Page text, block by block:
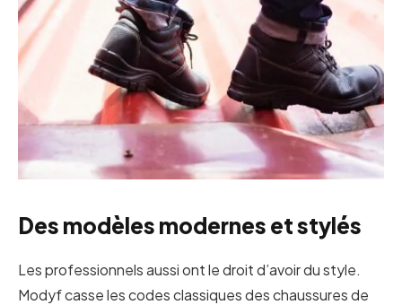
Des modèles modernes et stylés
Les professionnels aussi ont le droit d’avoir du style.
Modyf casse les codes classiques des chaussures de